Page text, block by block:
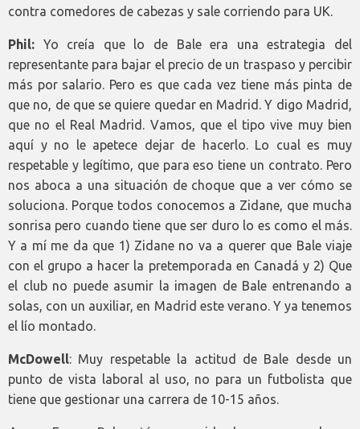
contra comedores de cabezas y sale corriendo para UK.
Phil: Yo creía que lo de Bale era una estrategia del
representante para bajar el precio de un traspaso y percibir
más por salario. Pero es que cada vez tiene más pinta de
que no, de que se quiere quedar en Madrid. Y digo Madrid,
que no el Real Madrid. Vamos, que el tipo vive muy bien
aquí y no le apetece dejar de hacerlo. Lo cual es muy
respetable y legítimo, que para eso tiene un contrato. Pero
nos aboca a una situación de choque que a ver cómo se
soluciona. Porque todos conocemos a Zidane, que mucha
sonrisa pero cuando tiene que ser duro lo es como el más.
Y a mí me da que 1) Zidane no va a querer que Bale viaje
con el grupo a hacer la pretemporada en Canadá y 2) Que
el club no puede asumir la imagen de Bale entrenando a
solas, con un auxiliar, en Madrid este verano. Y ya tenemos
el lío montado.
McDowell: Muy respetable la actitud de Bale desde un
punto de vista laboral al uso, no para un futbolista que
tiene que gestionar una carrera de 10-15 años.